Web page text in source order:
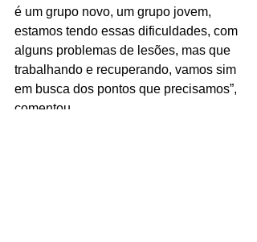
é um grupo novo, um grupo jovem,
estamos tendo essas dificuldades, com
alguns problemas de lesões, mas que
trabalhando e recuperando, vamos sim
em busca dos pontos que precisamos”,
comentou.